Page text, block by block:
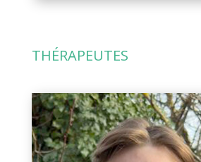
THÉRAPEUTES